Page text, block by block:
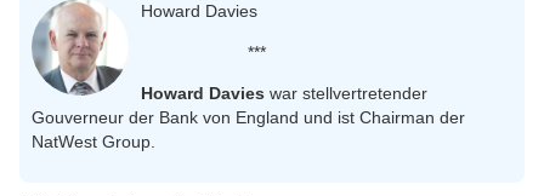
Howard Davies
***
Howard Davies war stellvertretender
Gouverneur der Bank von England und ist Chairman der
NatWest Group.